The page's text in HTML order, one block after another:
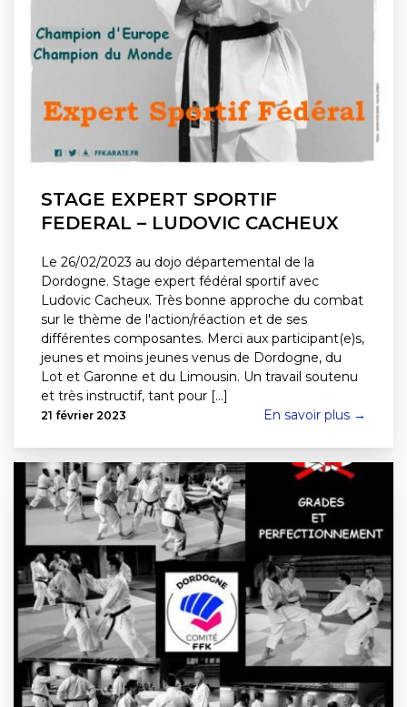
STAGE EXPERT SPORTIF
FEDERAL – LUDOVIC CACHEUX
Le 26/02/2023 au dojo départemental de la
Dordogne. Stage expert fédéral sportif avec
Ludovic Cacheux. Très bonne approche du combat
sur le thème de l'action/réaction et de ses
différentes composantes. Merci aux participant(e)s,
jeunes et moins jeunes venus de Dordogne, du
Lot et Garonne et du Limousin. Un travail soutenu
et très instructif, tant pour [...]
21 février 2023 En savoir plus →